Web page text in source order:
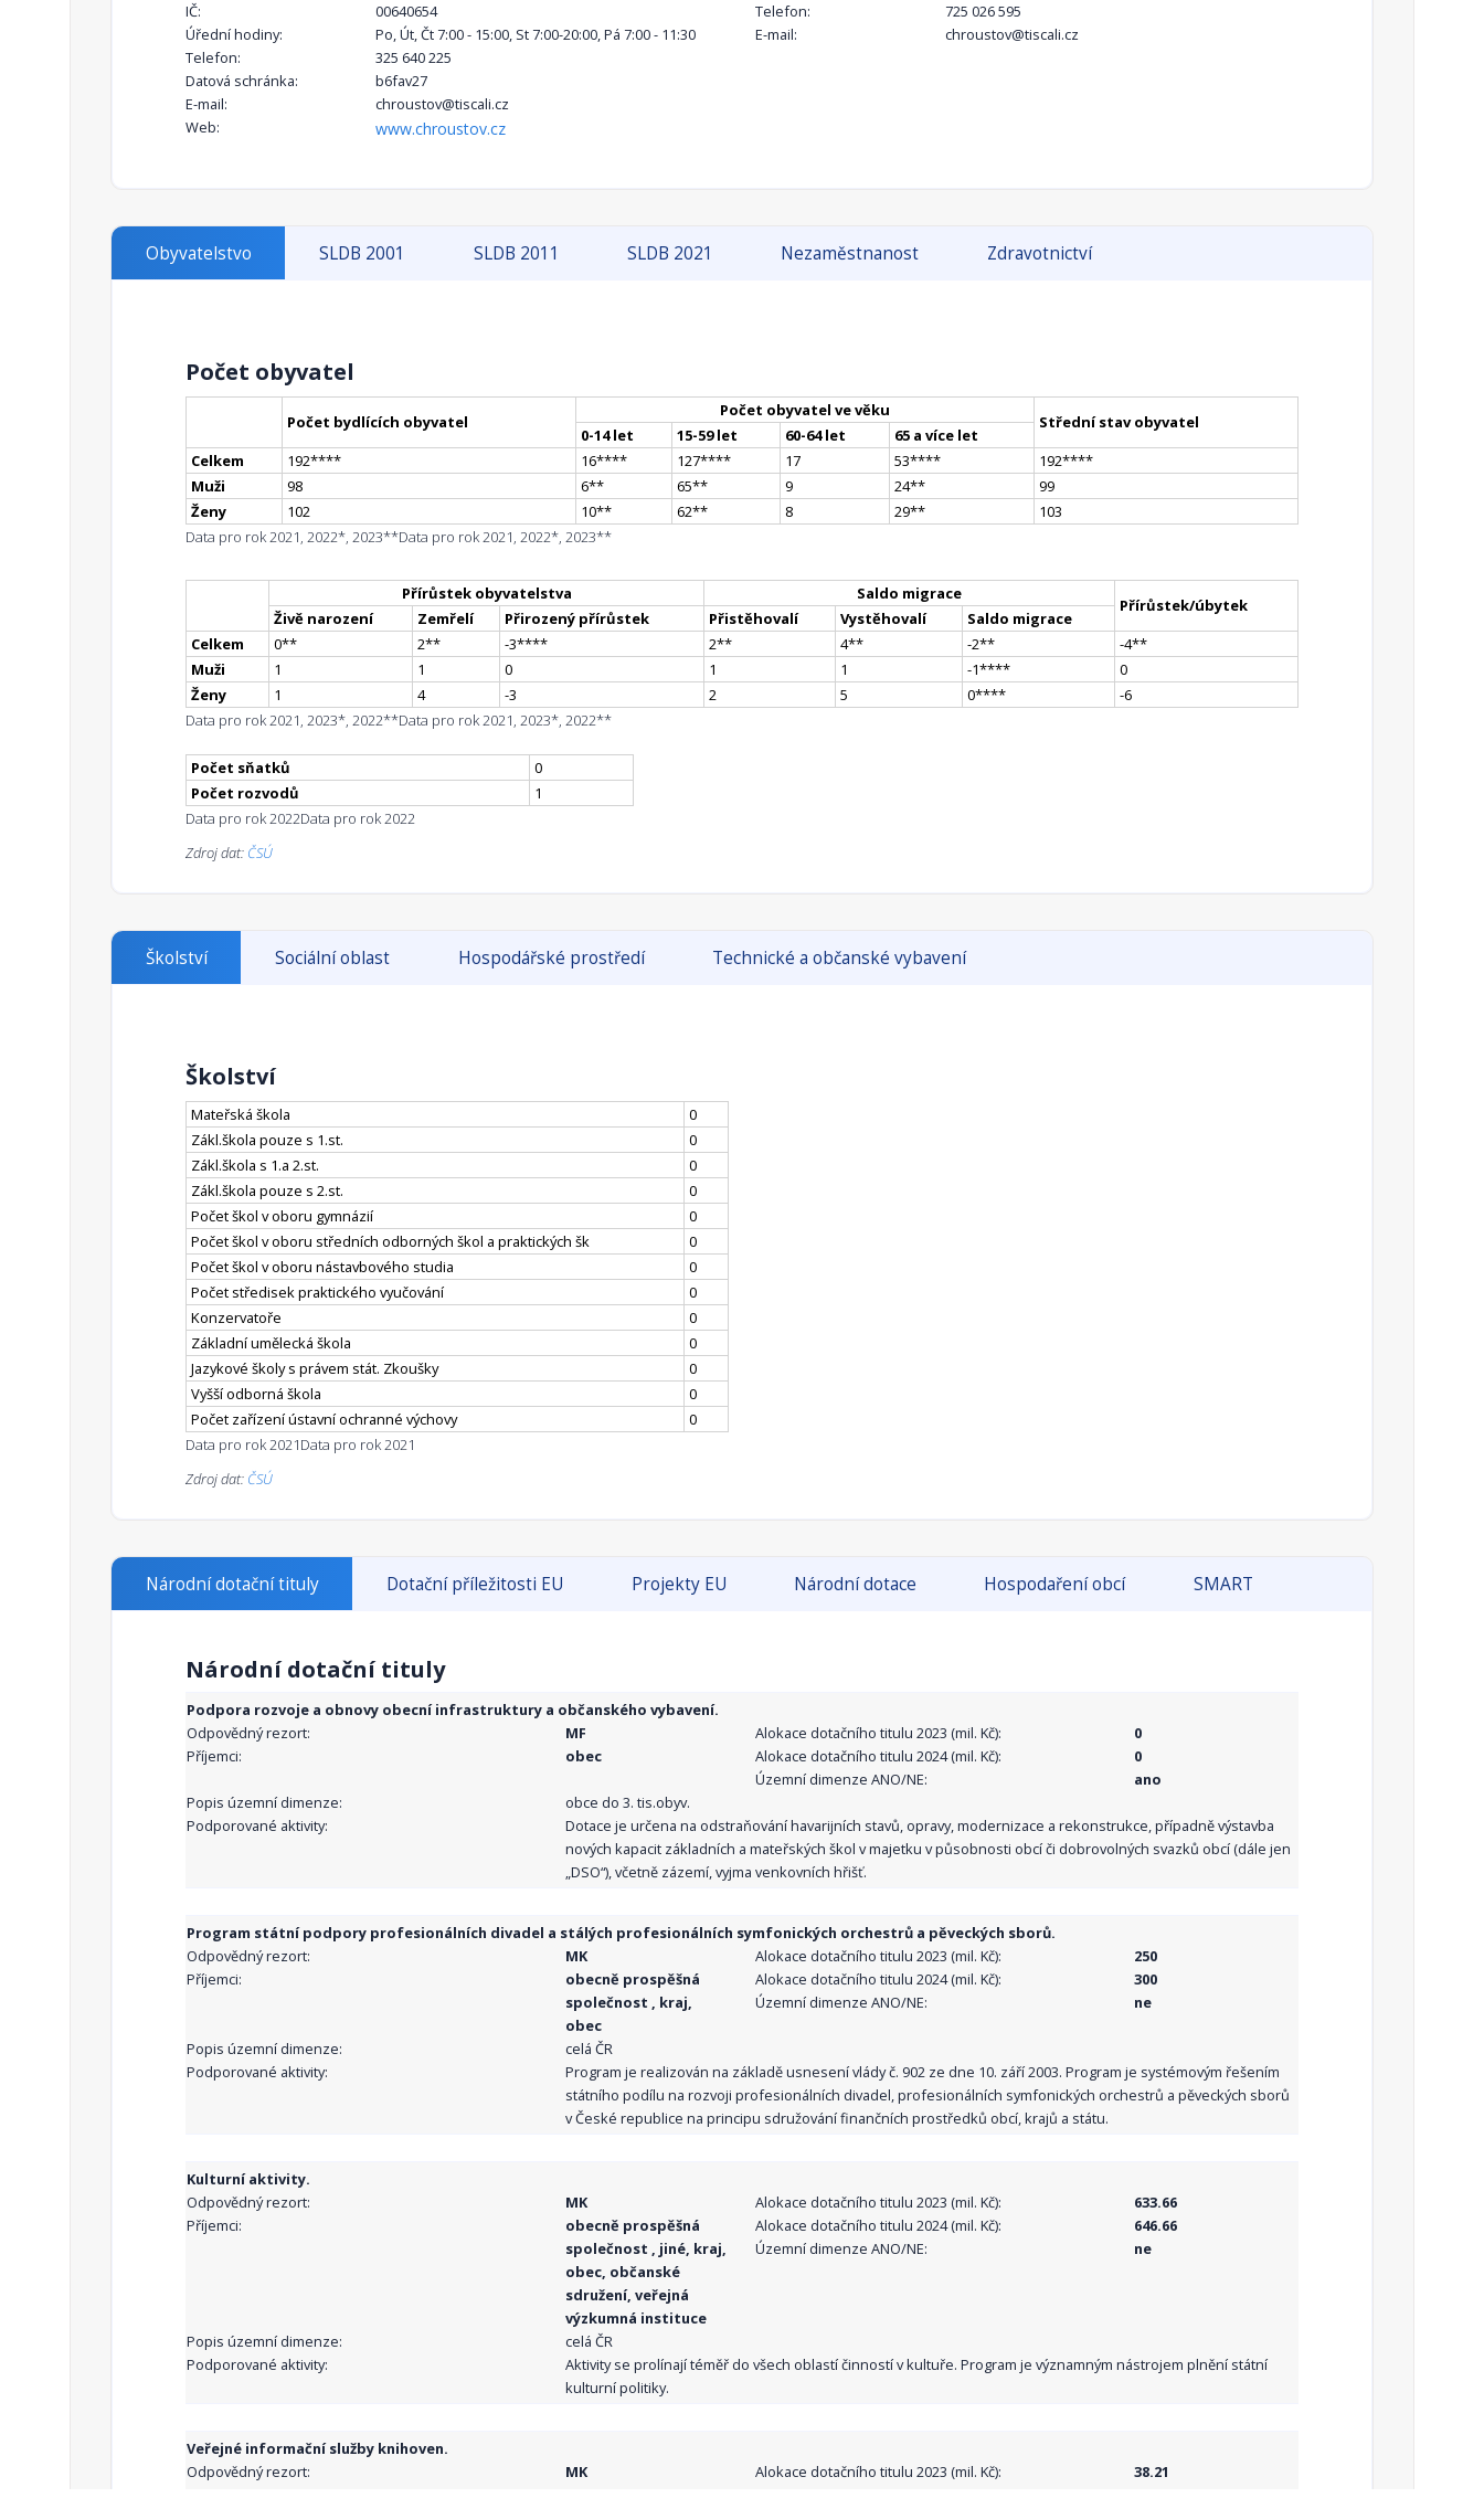
IČ:
00640654
Úřední hodiny:
Po, Út, Čt 7:00 - 15:00, St 7:00-20:00, Pá 7:00 - 11:30
Telefon:
325 640 225
Datová schránka:
b6fav27
E-mail:
chroustov@tiscali.cz
Web:
www.chroustov.cz
Telefon:
725 026 595
E-mail:
chroustov@tiscali.cz
Obyvatelstvo SLDB 2001 SLDB 2011 SLDB 2021 Nezaměstnanost Zdravotnictví
Počet obyvatel
Počet bydlících obyvatel
Počet obyvatel ve věku
Střední stav obyvatel
0-14 let 15-59 let 60-64 let
65 a více let
Celkem
192**** 16**** 127**** 17 53**** 192****
Muži
98 6** 65** 9 24**
99
Ženy
102 10** 62** 8 29**
103
Data pro rok 2021, 2022*, 2023**Data pro rok 2021, 2022*, 2023**
Přírůstek obyvatelstva Saldo migrace
Přírůstek/úbytek
Živě narození Zemřelí Přirozený přírůstek Přistěhovalí Vystěhovalí
Saldo migrace
Celkem
0** 2** -3**** 2** 4** -2** -4**
Muži
1 1 0 1 1 -1****
0
Ženy
1 4 -3 2 5 0****
-6
Data pro rok 2021, 2023*, 2022**Data pro rok 2021, 2023*, 2022**
Počet sňatků
0
Počet rozvodů
1
Data pro rok 2022Data pro rok 2022
Zdroj dat: ČSÚ
Školství Sociální oblast Hospodářské prostředí Technické a občanské vybavení
Školství
Mateřská škola
0
Zákl.škola pouze s 1.st.
0
Zákl.škola s 1.a 2.st.
0
Zákl.škola pouze s 2.st.
0
Počet škol v oboru gymnázií
0
Počet škol v oboru středních odborných škol a praktických šk
0
Počet škol v oboru nástavbového studia
0
Počet středisek praktického vyučování
0
Konzervatoře
0
Základní umělecká škola
0
Jazykové školy s právem stát. Zkoušky
0
Vyšší odborná škola
0
Počet zařízení ústavní ochranné výchovy
0
Data pro rok 2021Data pro rok 2021
Zdroj dat: ČSÚ
Národní dotační tituly Dotační příležitosti EU Projekty EU Národní dotace Hospodaření obcí SMART
Národní dotační tituly
Podpora rozvoje a obnovy obecní infrastruktury a občanského vybavení.
Odpovědný rezort:
MF
Příjemci:
obec
Alokace dotačního titulu 2023 (mil. Kč):
0
Alokace dotačního titulu 2024 (mil. Kč):
0
Územní dimenze ANO/NE:
ano
Popis územní dimenze:
obce do 3. tis.obyv.
Podporované aktivity:
Dotace je určena na odstraňování havarijních stavů, opravy, modernizace a rekonstrukce, případně výstavba
nových kapacit základních a mateřských škol v majetku v působnosti obcí či dobrovolných svazků obcí (dále jen
„DSO“), včetně zázemí, vyjma venkovních hřišť.
Program státní podpory profesionálních divadel a stálých profesionálních symfonických orchestrů a pěveckých sborů.
Odpovědný rezort:
MK
Příjemci:
obecně prospěšná
společnost , kraj,
obec
Alokace dotačního titulu 2023 (mil. Kč):
250
Alokace dotačního titulu 2024 (mil. Kč):
300
Územní dimenze ANO/NE:
ne
Popis územní dimenze:
celá ČR
Podporované aktivity:
Program je realizován na základě usnesení vlády č. 902 ze dne 10. září 2003. Program je systémovým řešením
státního podílu na rozvoji profesionálních divadel, profesionálních symfonických orchestrů a pěveckých sborů
v České republice na principu sdružování finančních prostředků obcí, krajů a státu.
Kulturní aktivity.
Odpovědný rezort:
MK
Příjemci:
obecně prospěšná
společnost , jiné, kraj,
obec, občanské
sdružení, veřejná
výzkumná instituce
Alokace dotačního titulu 2023 (mil. Kč):
633.66
Alokace dotačního titulu 2024 (mil. Kč):
646.66
Územní dimenze ANO/NE:
ne
Popis územní dimenze:
celá ČR
Podporované aktivity:
Aktivity se prolínají téměř do všech oblastí činností v kultuře. Program je významným nástrojem plnění státní
kulturní politiky.
Veřejné informační služby knihoven.
Odpovědný rezort:
MK
Alokace dotačního titulu 2023 (mil. Kč):
38.21